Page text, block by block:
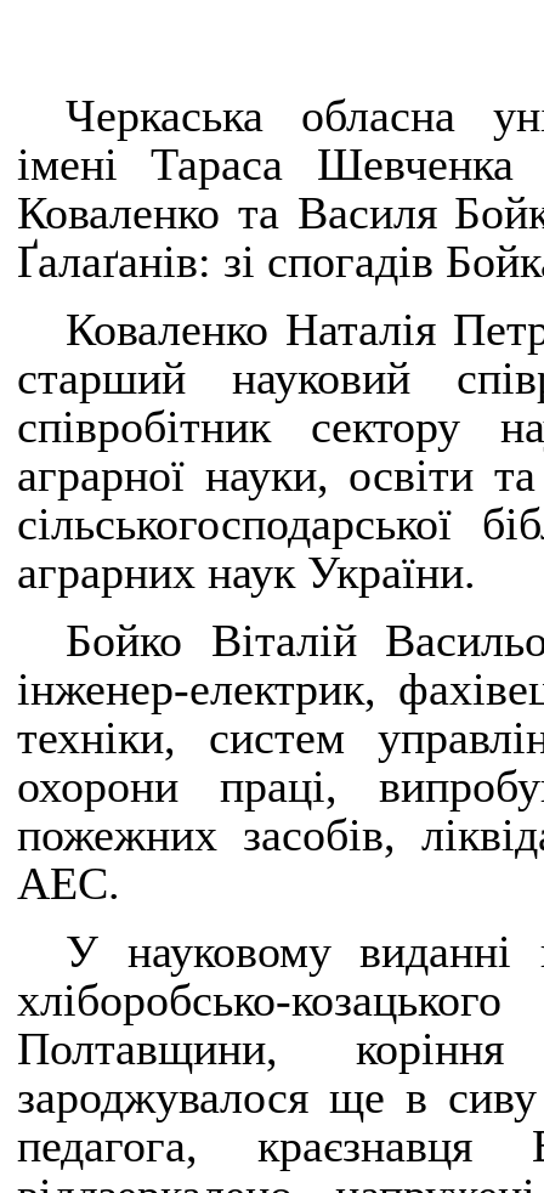
Черкаська обласна
імені Тараса Шевченка
Коваленко та Василя
Ґалаґанів: зі спогадів
Коваленко Наталія
старший науковий
співробітник сектору
аграрної науки, освіти
сільськогосподарської
аграрних наук України.
Бойко Віталій
інженер-електрик,
техніки, систем
охорони праці,
пожежних засобів,
АЕС.
У науковому виданні
хліборобсько-
Полтавщини,
зароджувалося ще в
педагога,